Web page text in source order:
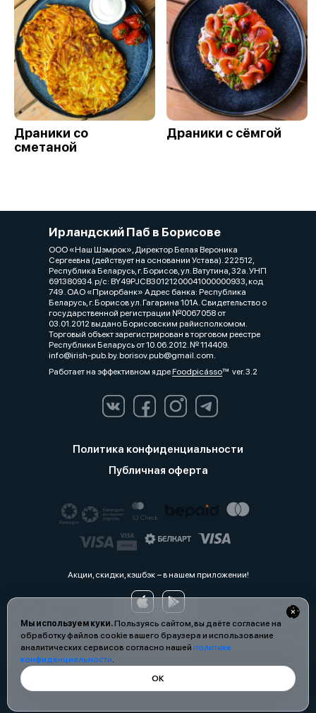
Мы используем куки.Пользуясь сайтом, вы даёте согласие на
обработку файлов cookie вашего браузера и использование
аналитических сервисов согласно нашей политике
конфиденциальности.
ОК
Драники со
сметаной
Драники с сёмгой
Ирландский Паб в Борисове
ООО «Наш Шэмрок», Директор Белая Вероника
Сергеевна (действует на основании Устава). 222512,
Республика Беларусь, г. Борисов, ул. Ватутина, 32а. УНП
691380934. р/с: BY49PJCB30121200041000000933, код
749 . ОАО «Приорбанк» Адрес банка: Республика
Беларусь, г. Борисов ул. Гагарина 101А. Свидетельство о
государственной регистрации №0067058 от
03.01.2012 выдано Борисовским райисполкомом.
Торговый объект зарегистрирован в торговом реестре
Республики Беларусь от 10.06.2012. № 114409.
info@irish-pub.by. borisov.pub@gmail.com.
Работает на эффективном ядреFoodpicássover. 3.2
Политика конфиденциальности
Публичная оферта
Акции, скидки, кэшбэк − в нашем приложении!